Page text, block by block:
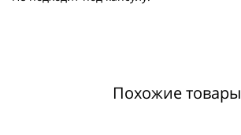
Похожие товары